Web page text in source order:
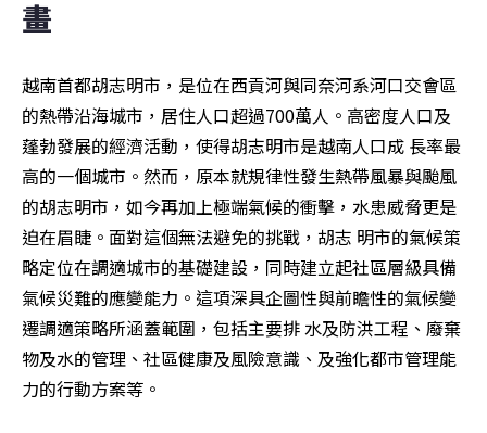
畫
越南首都胡志明市，是位在西貢河與同奈河系河口交會區
的熱帶沿海城市，居住人口超過700萬人。高密度人口及
蓬勃發展的經濟活動，使得胡志明市是越南人口成 長率最
高的一個城市。然而，原本就規律性發生熱帶風暴與颱風
的胡志明市，如今再加上極端氣候的衝擊，水患威脅更是
迫在眉睫。面對這個無法避免的挑戰，胡志 明市的氣候策
略定位在調適城市的基礎建設，同時建立起社區層級具備
氣候災難的應變能力。這項深具企圖性與前瞻性的氣候變
遷調適策略所涵蓋範圍，包括主要排 水及防洪工程、廢棄
物及水的管理、社區健康及風險意識、及強化都市管理能
力的行動方案等。